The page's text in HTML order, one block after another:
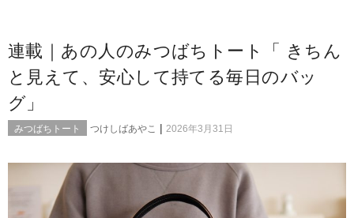
連載｜あの人のみつばちトート「 きちん
と見えて、安心して持てる毎日のバッ
グ」
みつばちトート つけしばあやこ | 2026年3月31日